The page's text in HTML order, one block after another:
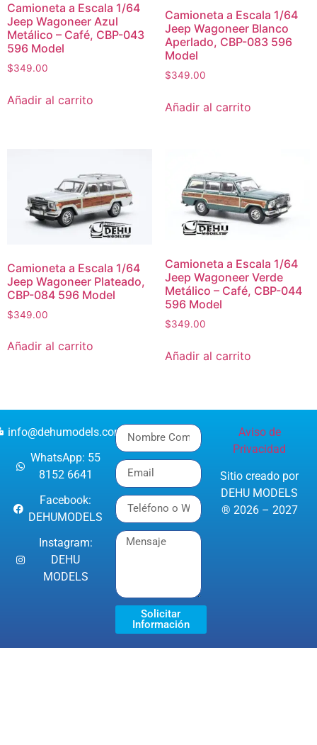
Camioneta a Escala 1/64
Jeep Wagoneer Azul
Metálico – Café, CBP-043
596 Model
$349.00
Añadir al carrito
Camioneta a Escala 1/64
Jeep Wagoneer Blanco
Aperlado, CBP-083 596
Model
$349.00
Añadir al carrito
Camioneta a Escala 1/64
Jeep Wagoneer Plateado,
CBP-084 596 Model
$349.00
Añadir al carrito
Camioneta a Escala 1/64
Jeep Wagoneer Verde
Metálico – Café, CBP-044
596 Model
$349.00
Añadir al carrito
info@dehumodels.com
WhatsApp: 55
8152 6641
Facebook:
DEHUMODELS
Instagram:
DEHU
MODELS
Solicitar
Información
Aviso de
Privacidad
Sitio creado por
DEHU MODELS
® 2026 – 2027